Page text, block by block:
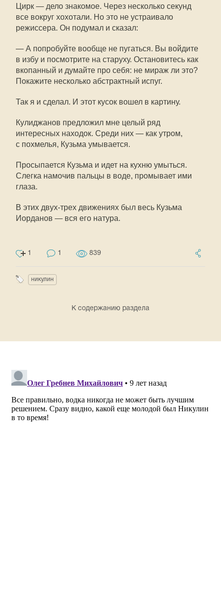
Цирк — дело знакомое. Через несколько секунд
все вокруг хохотали. Но это не устраивало
режиссера. Он подумал и сказал:
— А попробуйте вообще не пугаться. Вы войдите
в избу и посмотрите на старуху. Остановитесь как
вкопанный и думайте про себя: не мираж ли это?
Покажите несколько абстрактный испуг.
Так я и сделал. И этот кусок вошел в картину.
Кулиджанов предложил мне целый ряд
интересных находок. Среди них — как утром,
с похмелья, Кузьма умывается.
Просыпается Кузьма и идет на кухню умыться.
Слегка намочив пальцы в воде, промывает ими
глаза.
В этих двух-трех движениях был весь Кузьма
Иорданов — вся его натура.
1 1 839
никулин
К содержанию раздела